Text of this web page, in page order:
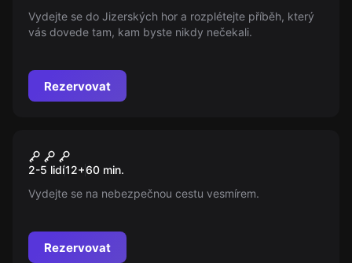
Vydejte se do Jizerských hor a rozplétejte příběh, který
vás dovede tam, kam byste nikdy nečekali.
Rezervovat
Nový
Cesta na Měsíc
2-5 lidí12+60 min.
Vydejte se na nebezpečnou cestu vesmírem.
Rezervovat